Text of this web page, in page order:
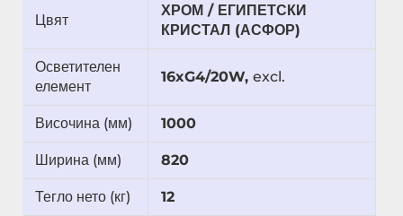
Цвят
ХРОМ / ЕГИПЕТСКИ
КРИСТАЛ (АСФОР)
Осветителен
елемент
16xG4/20W, excl.
Височина (мм) 1000
Ширина (мм) 820
Тегло нето (кг) 12